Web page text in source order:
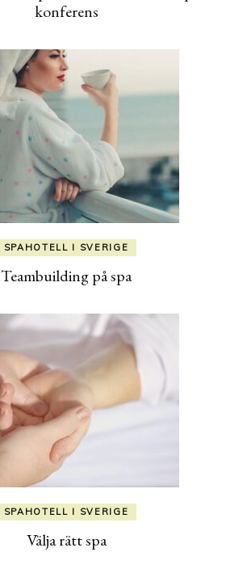
konferens
SPAHOTELL I SVERIGE
Teambuilding på spa
SPAHOTELL I SVERIGE
Välja rätt spa